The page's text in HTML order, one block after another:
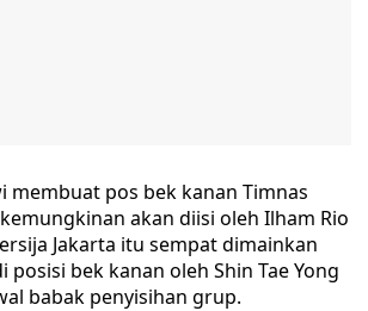
membuat pos bek kanan Timnas
akan diisi oleh Ilham Rio
Jakarta itu sempat dimainkan
posisi bek kanan oleh Shin Tae Yong
babak penyisihan grup.